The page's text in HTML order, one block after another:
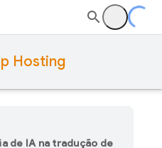
Hosting
de IA na tradução de